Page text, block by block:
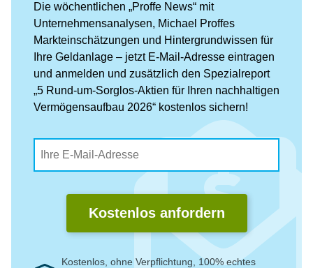
Die wöchentlichen „Proffe News“ mit
Unternehmensanalysen, Michael Proffes
Markteinschätzungen und Hintergrundwissen für
Ihre Geldanlage – jetzt E-Mail-Adresse eintragen
und anmelden und zusätzlich den Spezialreport
„5 Rund-um-Sorglos-Aktien für Ihren nachhaltigen
Vermögensaufbau 2026“ kostenlos sichern!
Kostenlos anfordern
Kostenlos, ohne Verpflichtung, 100% echtes